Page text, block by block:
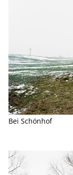
Bei Schönhof